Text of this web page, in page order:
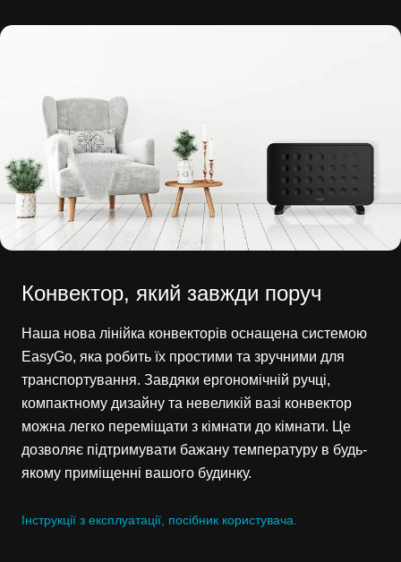
Конвектор, який завжди поруч
Наша нова лінійка конвекторів оснащена системою
EasyGo, яка робить їх простими та зручними для
транспортування. Завдяки ергономічній ручці,
компактному дизайну та невеликій вазі конвектор
можна легко переміщати з кімнати до кімнати. Це
дозволяє підтримувати бажану температуру в будь-
якому приміщенні вашого будинку.
Інструкції з експлуатації, посібник користувача.